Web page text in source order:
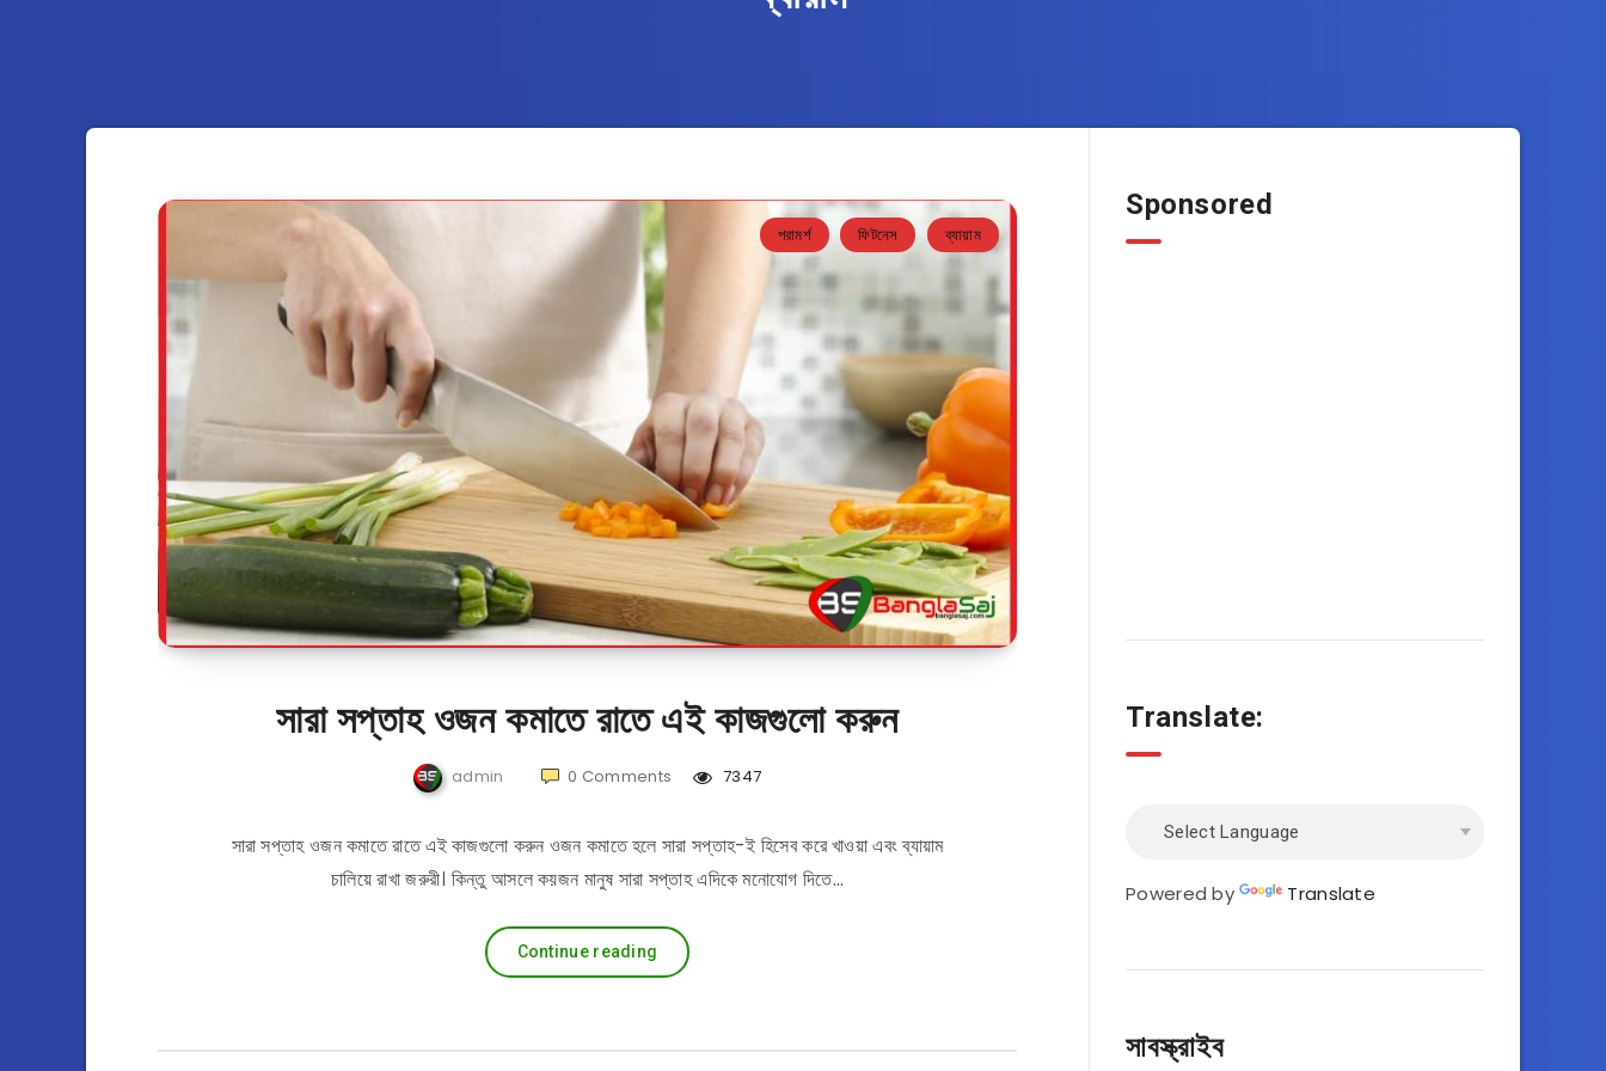
পরামর্শ ফিটনেস ব্যায়াম
সারা সপ্তাহ ওজন কমাতে রাতে এই কাজগুলো করুন
admin 0 Comments 7347
সারা সপ্তাহ ওজন কমাতে রাতে এই কাজগুলো করুন ওজন কমাতে হলে সারা সপ্তাহ-ই হিসেব করে খাওয়া এবং ব্যায়াম
চালিয়ে রাখা জরুরী। কিন্তু আসলে কয়জন মানুষ সারা সপ্তাহ এদিকে মনোযোগ দিতে…
Continue reading
Sponsored
Translate:
Powered by Translate
সাবস্ক্রাইব